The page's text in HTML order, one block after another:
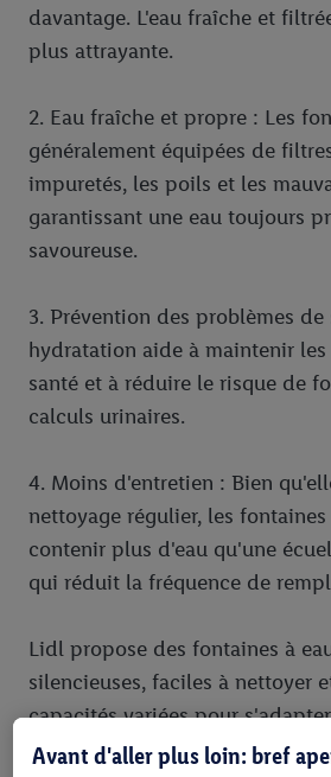
davantage. L'eau fraîche et
plus attrayante.
2. Eau fraîche et propre : Les
généralement équipées de
impuretés, les poils et les
garantissant une eau toujours
savoureuse.
3. Prévention des problèmes
hydratation aide à maintenir
santé et à réduire le risque de
calculs urinaires.
4. Moins d'entretien : Bien
nettoyage régulier, les
contenir plus d'eau qu'une
qui réduit la fréquence de
Lidl propose des fontaines à
silencieuses, faciles à nettoyer
capacités variées pour
Avant d'aller plus loin: bref